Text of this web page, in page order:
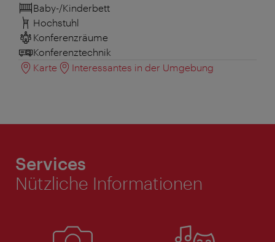
Baby-/Kinderbett
Hochstuhl
Konferenzräume
Konferenztechnik
Karte
Interessantes in der Umgebung
Services
Nützliche Informationen